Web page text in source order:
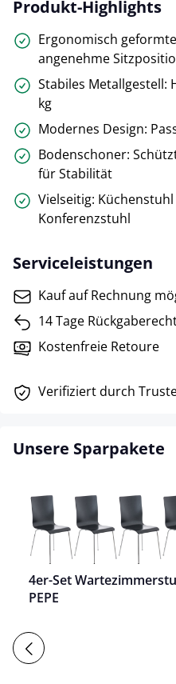
Produkt-Highlights
Ergonomisch
angenehme
Stabiles Metallgestell:
kg
Modernes Design:
Bodenschoner:
für Stabilität
Vielseitig:
Konferenzstuhl
Serviceleistungen
Kauf auf Rechnung
14 Tage
Kostenfreie Retoure
Verifiziert durch
Unsere Sparpakete
4er-Set
PEPE